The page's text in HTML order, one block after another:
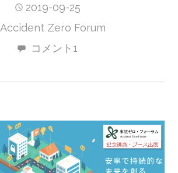
2019-09-25
Accident Zero Forum
コメント1